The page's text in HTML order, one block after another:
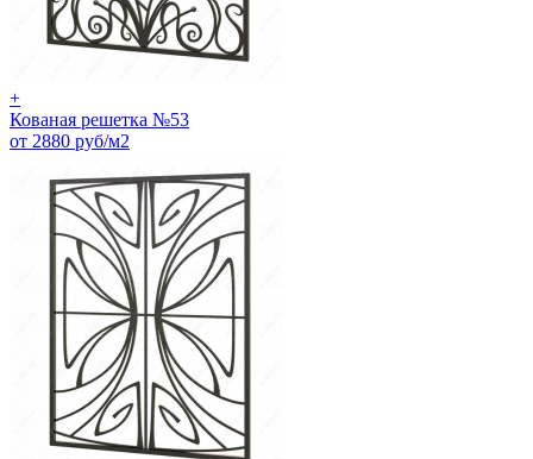
+
Кованая решетка №53
от 2880 руб/м2